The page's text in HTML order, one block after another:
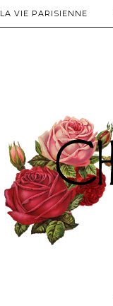
LA VIE PARISIENNE